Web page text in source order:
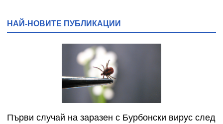
НАЙ-НОВИТЕ ПУБЛИКАЦИИ
Първи случай на заразен с Бурбонски вирус след